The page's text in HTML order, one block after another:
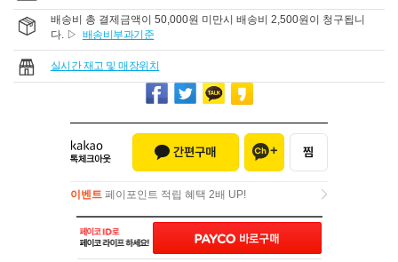
배송비 총 결제금액이 50,000원 미만시 배송비 2,500원이 청구됩니
다. ▷ 배송비부과기준
실시간 재고 및 매장위치
이벤트 페이포인트 적립 혜택 2배 UP!
이벤트페이포인트 적립 혜택 2배 UP!